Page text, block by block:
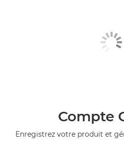
Compte
Enregistrez votre produit et